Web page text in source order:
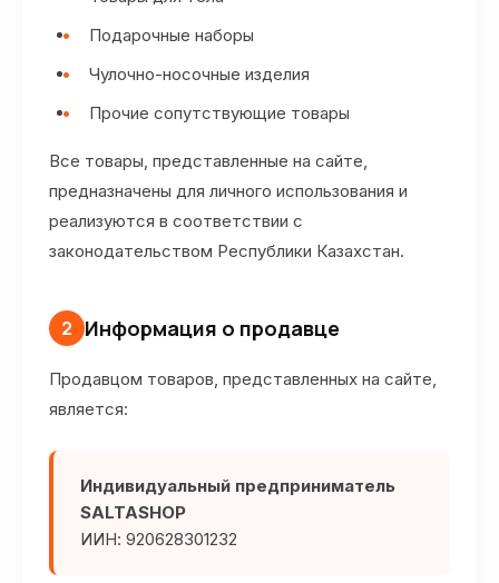
Подарочные наборы
Чулочно-носочные изделия
Прочие сопутствующие товары
Все товары, представленные на сайте,
предназначены для личного использования и
реализуются в соответствии с
законодательством Республики Казахстан.
2 Информация о продавце
Продавцом товаров, представленных на сайте,
является:
Индивидуальный предприниматель
SALTASHOP
ИИН: 920628301232